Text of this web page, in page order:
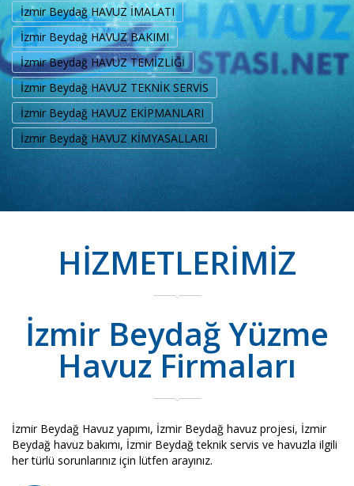
İzmir Beydağ HAVUZ İMALATI
İzmir Beydağ HAVUZ BAKIMI
İzmir Beydağ HAVUZ TEMİZLİĞİ
İzmir Beydağ HAVUZ TEKNİK SERVİS
İzmir Beydağ HAVUZ EKİPMANLARI
İzmir Beydağ HAVUZ KİMYASALLARI
HİZMETLERİMİZ
İzmir Beydağ Yüzme
Havuz Firmaları
İzmir Beydağ Havuz yapımı, İzmir Beydağ havuz projesi, İzmir
Beydağ havuz bakımı, İzmir Beydağ teknik servis ve havuzla ilgili
her türlü sorunlarınız için lütfen arayınız.